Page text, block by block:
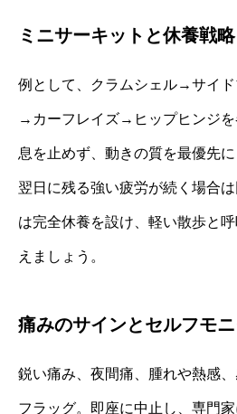
ミニサーキットと休養戦略
例として、クラムシェル→サイ
→カーフレイズ→ヒップヒンジを
息を止めず、動きの質を最優先に
翌日に残る強い疲労が続く場合
は完全休養を設け、軽い散歩と
えましょう。
痛みのサインとセルフモ
鋭い痛み、夜間痛、腫れや熱感
フラッグ。即座に中止し、専門家